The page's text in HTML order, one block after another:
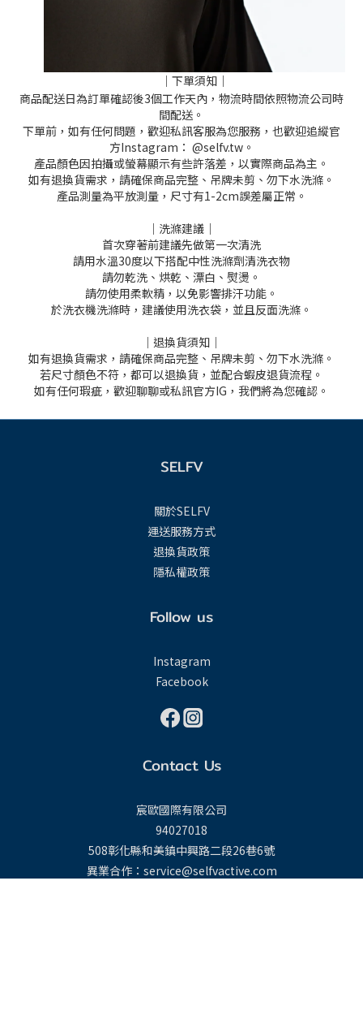
｜下單須知｜
商品配送日為訂單確認後3個工作天內，物流時間依照物流公司時
間配送。
下單前，如有任何問題，歡迎私訊客服為您服務，也歡迎追縱官
方Instagram： @selfv.tw。
產品顏色因拍攝或螢幕顯示有些許落差，以實際商品為主。
如有退換貨需求，請確保商品完整、吊牌未剪、勿下水洗滌。
產品測量為平放測量，尺寸有1-2cm誤差屬正常。
｜洗滌建議｜
首次穿著前建議先做第一次清洗
請用水溫30度以下搭配中性洗滌劑清洗衣物
請勿乾洗、烘乾、漂白、熨燙。
請勿使用柔軟精，以免影響排汗功能。
於洗衣機洗滌時，建議使用洗衣袋，並且反面洗滌。
｜退換貨須知｜
如有退換貨需求，請確保商品完整、吊牌未剪、勿下水洗滌。
若尺寸顏色不符，都可以退換貨，並配合蝦皮退貨流程。
如有任何瑕疵，歡迎聊聊或私訊官方IG，我們將為您確認。
立即購買
SELFV
關於SELFV
運送服務方式
退換貨政策
隱私權政策
Follow us
Instagram
Facebook
Contact Us
宸歐國際有限公司
94027018
508彰化縣和美鎮中興路二段26巷6號
異業合作：service@selfvactive.com